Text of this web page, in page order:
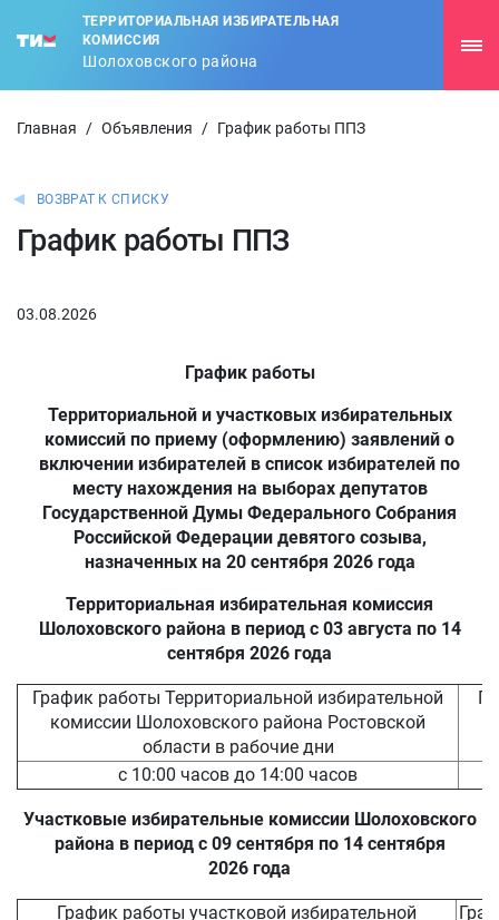
ТЕРРИТОРИАЛЬНАЯ ИЗБИРАТЕЛЬНАЯ
КОМИССИЯ
Шолоховского района
Главная / Объявления / График работы ППЗ
ВОЗВРАТ К СПИСКУ
График работы ППЗ
03.08.2026
График работы
Территориальной и участковых избирательных
комиссий по приему (оформлению) заявлений о
включении избирателей в список избирателей по
месту нахождения на выборах депутатов
Государственной Думы Федерального Собрания
Российской Федерации девятого созыва,
назначенных на 20 сентября 2026 года
Территориальная избирательная комиссия
Шолоховского района в период с 03 августа по 14
сентября 2026 года
График работы Территориальной избирательной
комиссии Шолоховского района Ростовской
области в рабочие дни
с 10:00 часов до 14:00 часов
Участковые избирательные комиссии Шолоховского
района в период с 09 сентября по 14 сентября
2026 года
График работы участковой избирательной